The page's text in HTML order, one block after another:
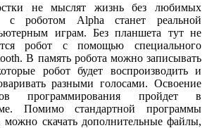
не мыслят жизнь без любимых
с роботом Alpha станет реальной
играм. Без планшета тут не
робот с помощью специального
В память робота можно записывать
робот будет воспроизводить и
разными голосами. Освоение
программирования пройдет в
Помимо стандартной программы
можно скачать дополнительные файлы,